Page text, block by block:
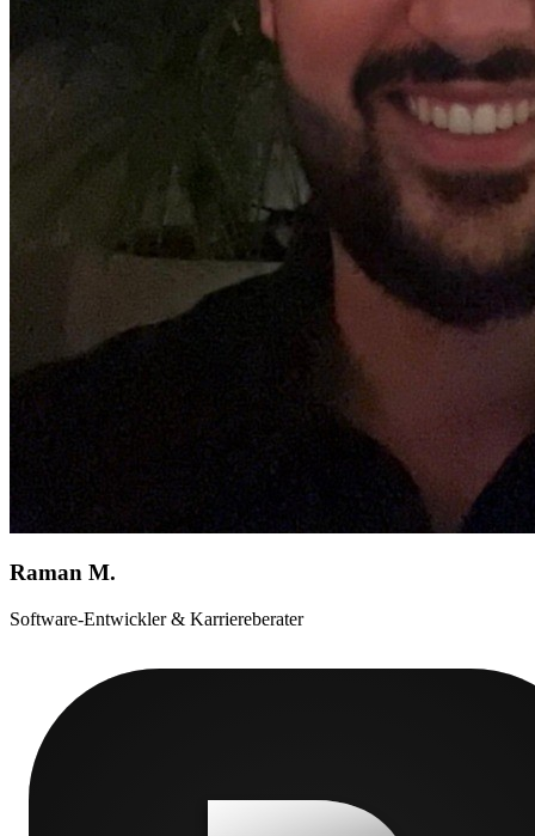
Raman M.
Software-Entwickler & Karriereberater